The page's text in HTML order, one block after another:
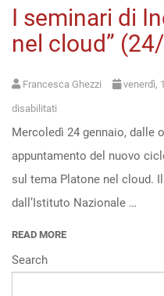
access
I seminari di
nel cloud”
Francesca Ghezzi venerdì,
disabilitati
I
seminari
di
Incipit
nel
Mercoledì 24 gennaio, dalle
appuntamento del nuovo
sul tema Platone nel cloud.
dall’Istituto Nazionale …
READ MORE
Search